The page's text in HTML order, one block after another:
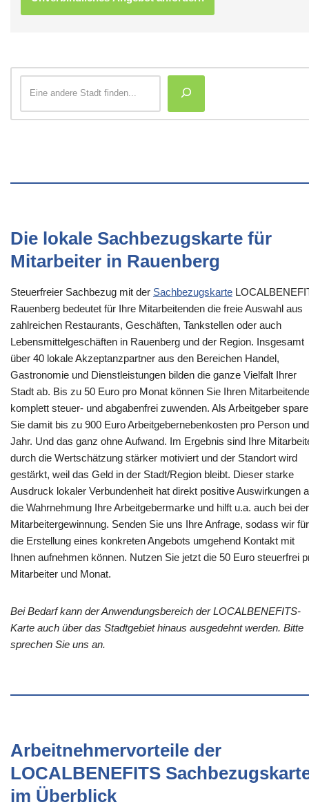
Die lokale Sachbezugskarte für
Mitarbeiter in Rauenberg
Steuerfreier Sachbezug mit der Sachbezugskarte
Rauenberg bedeutet für Ihre Mitarbeitenden die freie Auswahl aus
zahlreichen Restaurants, Geschäften, Tankstellen oder auch
Lebensmittelgeschäften in Rauenberg und der Region. Insgesamt
über 40 lokale Akzeptanzpartner aus den Bereichen Handel,
Gastronomie und Dienstleistungen bilden die ganze Vielfalt Ihrer
Stadt ab. Bis zu 50 Euro pro Monat können Sie Ihren
komplett steuer- und abgabenfrei zuwenden. Als Arbeitgeber
Sie damit bis zu 900 Euro Arbeitgebernebenkosten pro Person und
Jahr. Und das ganz ohne Aufwand. Im Ergebnis sind Ihre
durch die Wertschätzung stärker motiviert und der Standort wird
gestärkt, weil das Geld in der Stadt/Region bleibt. Dieser starke
Ausdruck lokaler Verbundenheit hat direkt positive Auswirkungen
die Wahrnehmung Ihre Arbeitgebermarke und hilft u.a. auch bei der
Mitarbeitergewinnung. Senden Sie uns Ihre Anfrage, sodass wir für
die Erstellung eines konkreten Angebots umgehend Kontakt mit
Ihnen aufnehmen können. Nutzen Sie jetzt die 50 Euro steuerfrei
Mitarbeiter und Monat.
Bei Bedarf kann der Anwendungsbereich der LOCALBENEFITS-
Karte auch über das Stadtgebiet hinaus ausgedehnt werden. Bitte
sprechen Sie uns an.
Arbeitnehmervorteile der
LOCALBENEFITS
im Überblick